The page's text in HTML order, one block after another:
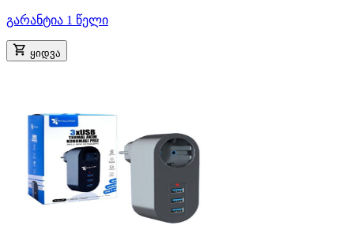
გარანტია 1 წელი
ყიდვა